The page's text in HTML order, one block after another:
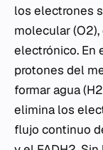
los electrones
molecular
electrónico. En
protones del
formar agua
elimina los
flujo continuo